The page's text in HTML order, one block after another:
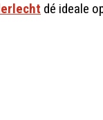
dé ideale